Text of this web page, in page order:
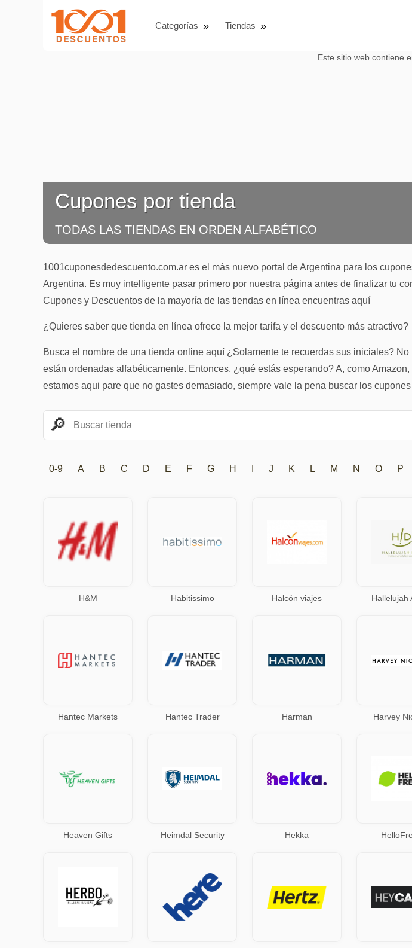
Categorías Tiendas
Este sitio web contiene
Cupones por tienda
TODAS LAS TIENDAS EN ORDEN ALFABÉTICO
1001cuponesdedescuento.com.ar es el más nuevo portal de Argentina para los
Argentina. Es muy intelligente pasar primero por nuestra página antes de finalizar tu
Cupones y Descuentos de la mayoría de las tiendas en línea encuentras aquí
¿Quieres saber que tienda en línea ofrece la mejor tarifa y el descuento más atractivo?
Busca el nombre de una tienda online aquí ¿Solamente te recuerdas sus iniciales?
están ordenadas alfabéticamente. Entonces, ¿qué estás esperando? A, como
estamos aqui pare que no gastes demasiado, siempre vale la pena buscar los
0-9 A B C D E F G H J K L M N O P
H&M Habitissimo Halcón viajes Hallelujah
Hantec Markets Hantec Trader Harman Harvey
Heaven Gifts Heimdal Security Hekka